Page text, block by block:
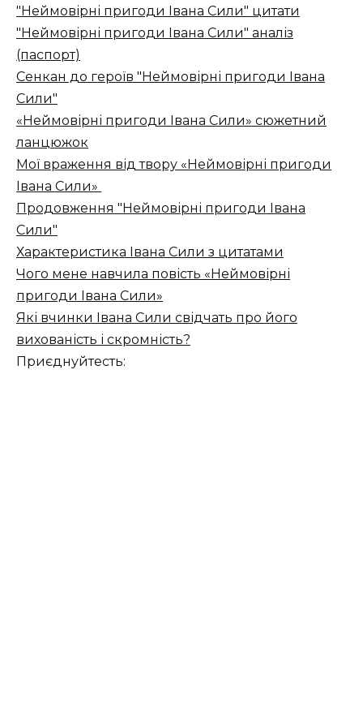
"Неймовірні пригоди Івана Сили" цитати
"Неймовірні пригоди Івана Сили" аналіз
(паспорт)
Cенкан до героїв "Неймовірні пригоди Івана
Сили"
«Неймовірні пригоди Івана Сили» сюжетний
ланцюжок
Мої враження від твору «Неймовірні пригоди
Івана Сили»
Продовження "Неймовірні пригоди Івана
Сили"
Характеристика Івана Сили з цитатами
Чого мене навчила повість «Неймовірні
пригоди Івана Сили»
Які вчинки Івана Сили свідчать про його
вихованість і скромність?
Приєднуйтесть: